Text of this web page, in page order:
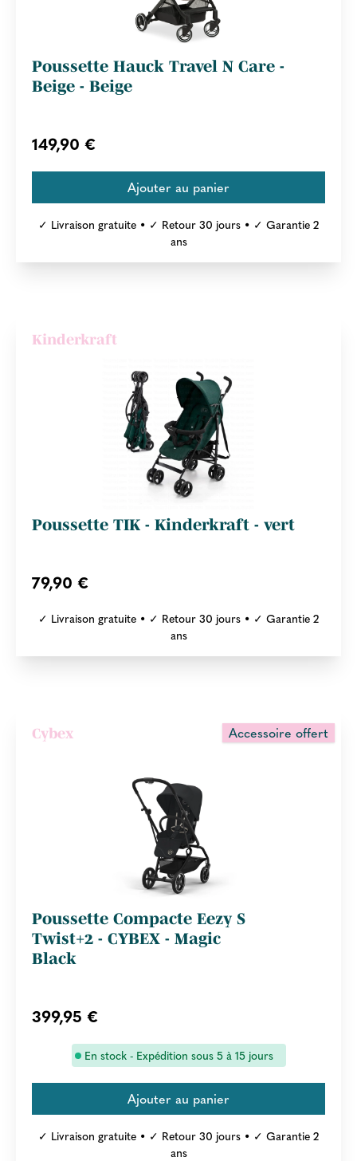
Poussette Hauck Travel N Care -
Beige - Beige
149,90 €
✓ Livraison gratuite • ✓ Retour 30 jours • ✓ Garantie 2
ans
Kinderkraft
Poussette TIK - Kinderkraft - vert
79,90 €
✓ Livraison gratuite • ✓ Retour 30 jours • ✓ Garantie 2
ans
Accessoire offert
Cybex
Poussette Compacte Eezy S
Twist+2 - CYBEX - Magic
Black
399,95 €
En stock - Expédition sous 5 à 15 jours
✓ Livraison gratuite • ✓ Retour 30 jours • ✓ Garantie 2
ans